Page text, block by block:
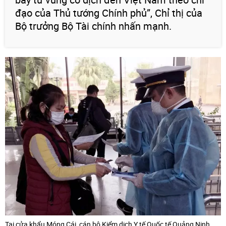
đạo của Thủ tướng Chính phủ”, Chỉ thị của
Bộ trưởng Bộ Tài chính nhấn mạnh.